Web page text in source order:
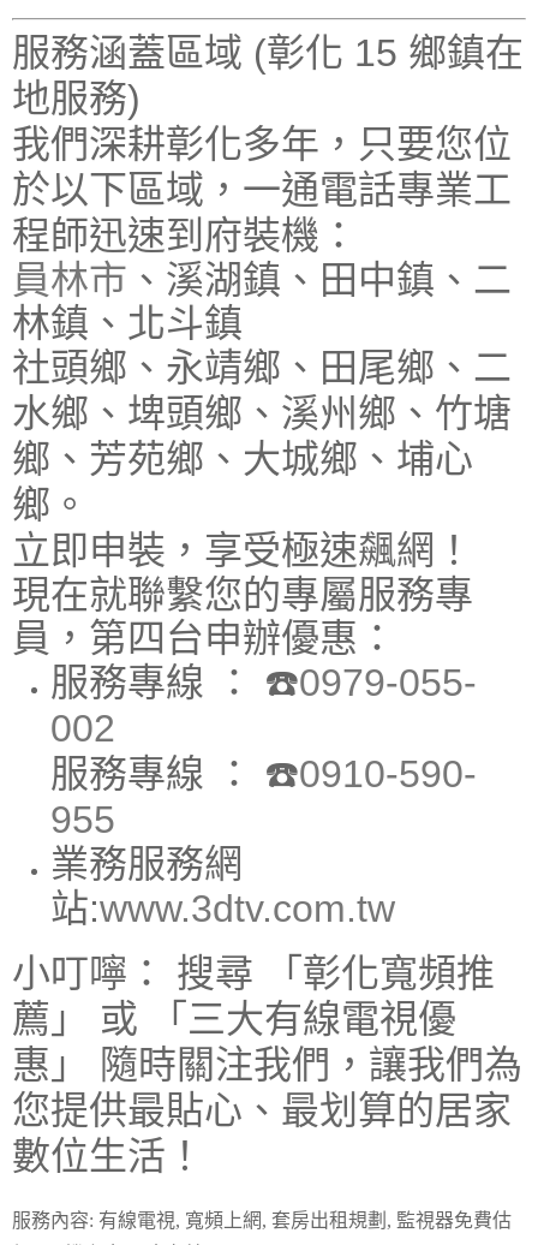
服務涵蓋區域 (彰化 15 鄉鎮在
地服務)
我們深耕彰化多年，只要您位
於以下區域，一通電話專業工
程師迅速到府裝機：
員林市 、溪湖鎮、田中鎮、二
林鎮、北斗鎮
社頭鄉、永靖鄉、田尾鄉、二
水鄉、埤頭鄉、溪州鄉、竹塘
鄉、芳苑鄉、大城鄉、埔心
鄉。
立即申裝，享受極速飆網！
現在就聯繫您的專屬服務專
員，第四台申辦優惠：
服務專線 ：
☎️0979-055-
002
服務專線 ：
☎️0910-590-
955
業務服務網
站:www.3dtv.com.tw
小叮嚀：
搜尋
「彰化寬頻推
薦」
或
「三大有線電視優
惠」
隨時關注我們，讓我們為
您提供最貼心、最划算的居家
數位生活！
服務內容: 有線電視, 寬頻上網, 套房出租規劃, 監視器免費估